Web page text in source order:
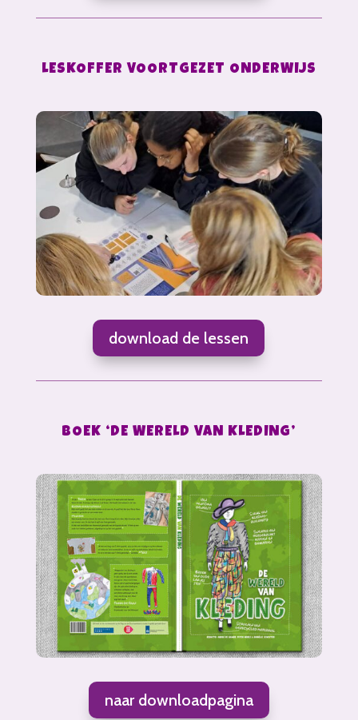
LESKOFFER VOORTGEZET ONDERWIJS
download de lessen
BOEK ‘DE WERELD VAN KLEDING’
naar downloadpagina